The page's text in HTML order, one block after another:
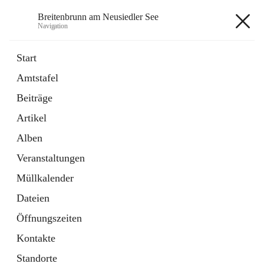
Breitenbrunn am Neusiedler See
Navigation
Start
Amtstafel
Beiträge
Artikel
Alben
Veranstaltungen
Müllkalender
Dateien
Öffnungszeiten
Kontakte
Standorte
18 Schnellzugriffe
Gemeindeservice